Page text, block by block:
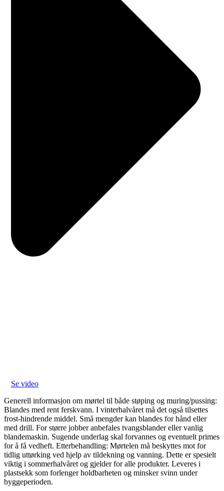
Se video
Generell informasjon om mørtel til både støping og muring/pussing:
Blandes med rent ferskvann. I vinterhalvåret må det også tilsettes
frost-hindrende middel. Små mengder kan blandes for hånd eller
med drill. For større jobber anbefales tvangsblander eller vanlig
blandemaskin. Sugende underlag skal forvannes og eventuelt primes
for å få vedheft. Etterbehandling: Mørtelen må beskyttes mot for
tidlig uttørking ved hjelp av tildekning og vanning. Dette er spesielt
viktig i sommerhalvåret og gjelder for alle produkter. Leveres i
plastsekk som forlenger holdbarheten og minsker svinn under
byggeperioden.